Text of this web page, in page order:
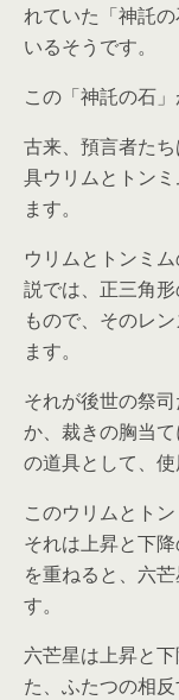
れていた「神託
いるそうです。
この「神託の石
古来、預言者た
具ウリムとトン
ます。
ウリムとトンミ
説では、正三角
もので、そのレ
ます。
それが後世の祭
か、裁きの胸当
の道具として、使
このウリムとト
それは上昇と下
を重ねると、六
す。
六芒星は上昇と
た、ふたつの相